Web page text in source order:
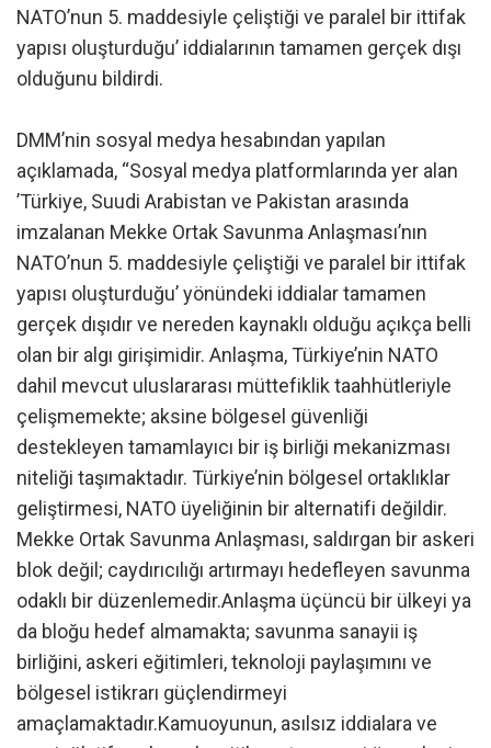
NATO’nun 5. maddesiyle çeliştiği ve paralel bir ittifak
yapısı oluşturduğu’ iddialarının tamamen gerçek dışı
olduğunu bildirdi.
DMM’nin sosyal medya hesabından yapılan
açıklamada, “Sosyal medya platformlarında yer alan
’Türkiye, Suudi Arabistan ve Pakistan arasında
imzalanan Mekke Ortak Savunma Anlaşması’nın
NATO’nun 5. maddesiyle çeliştiği ve paralel bir ittifak
yapısı oluşturduğu’ yönündeki iddialar tamamen
gerçek dışıdır ve nereden kaynaklı olduğu açıkça belli
olan bir algı girişimidir. Anlaşma, Türkiye’nin NATO
dahil mevcut uluslararası müttefiklik taahhütleriyle
çelişmemekte; aksine bölgesel güvenliği
destekleyen tamamlayıcı bir iş birliği mekanizması
niteliği taşımaktadır. Türkiye’nin bölgesel ortaklıklar
geliştirmesi, NATO üyeliğinin bir alternatifi değildir.
Mekke Ortak Savunma Anlaşması, saldırgan bir askeri
blok değil; caydırıcılığı artırmayı hedefleyen savunma
odaklı bir düzenlemedir.Anlaşma üçüncü bir ülkeyi ya
da bloğu hedef almamakta; savunma sanayii iş
birliğini, askeri eğitimleri, teknoloji paylaşımını ve
bölgesel istikrarı güçlendirmeyi
amaçlamaktadır.Kamuoyunun, asılsız iddialara ve